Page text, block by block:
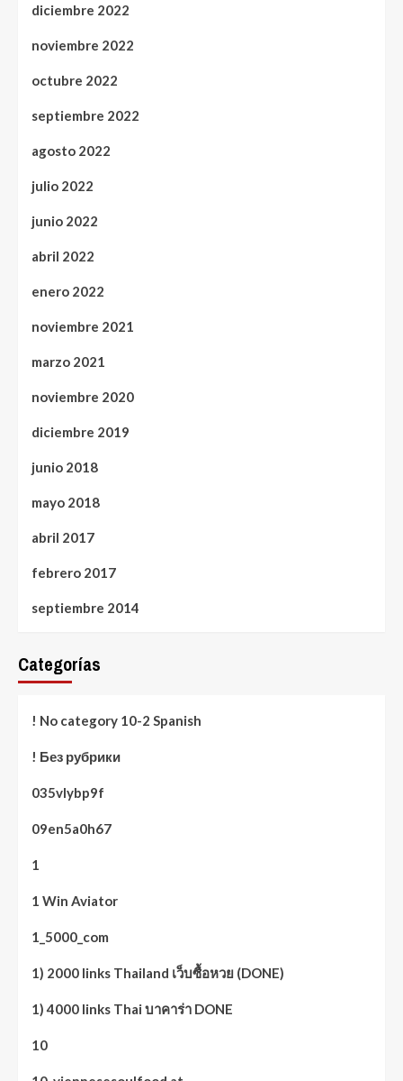
diciembre 2022
noviembre 2022
octubre 2022
septiembre 2022
agosto 2022
julio 2022
junio 2022
abril 2022
enero 2022
noviembre 2021
marzo 2021
noviembre 2020
diciembre 2019
junio 2018
mayo 2018
abril 2017
febrero 2017
septiembre 2014
Categorías
! No category 10-2 Spanish
! Без рубрики
035vlybp9f
09en5a0h67
1
1 Win Aviator
1_5000_com
1) 2000 links Thailand เว็บซื้อหวย (DONE)
1) 4000 links Thai บาคาร่า DONE
10